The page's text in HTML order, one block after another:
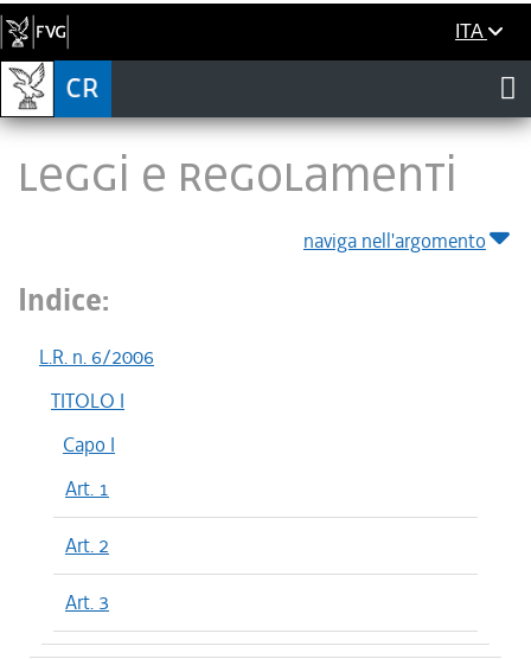
ITA
LEGGI E REGOLAMENTI
naviga nell'argomento
Indice:
L.R. n. 6/2006
TITOLO I
Capo I
Art. 1
Art. 2
Art. 3